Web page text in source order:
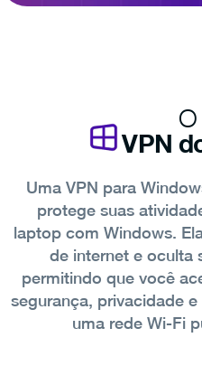
VPN
Uma VPN para
protege suas
laptop com Windows.
de internet e oculta
permitindo que você
segurança, privacidade
uma rede Wi-Fi